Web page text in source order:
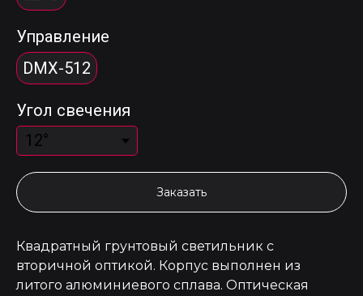
Управление
DMX-512
Угол свечения
Заказать
Квадратный грунтовый светильник с
вторичной оптикой. Корпус выполнен из
литого алюминиевого сплава. Оптическая